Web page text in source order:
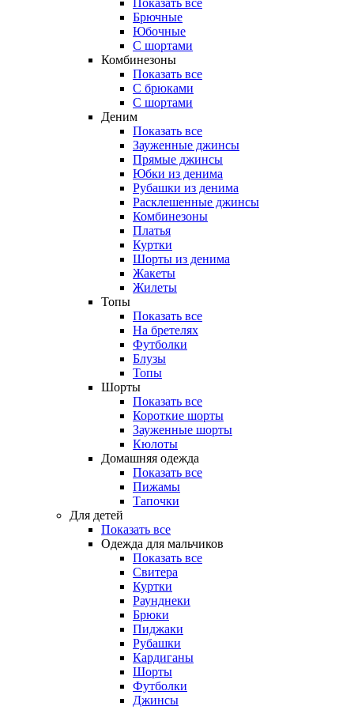
Показать все
Брючные
Юбочные
С шортами
Комбинезоны
Показать все
С брюками
С шортами
Деним
Показать все
Зауженные джинсы
Прямые джинсы
Юбки из денима
Рубашки из денима
Расклешенные джинсы
Комбинезоны
Платья
Куртки
Шорты из денима
Жакеты
Жилеты
Топы
Показать все
На бретелях
Футболки
Блузы
Топы
Шорты
Показать все
Короткие шорты
Зауженные шорты
Кюлоты
Домашняя одежда
Показать все
Пижамы
Тапочки
Для детей
Показать все
Одежда для мальчиков
Показать все
Свитера
Куртки
Раунднеки
Брюки
Пиджаки
Рубашки
Кардиганы
Шорты
Футболки
Джинсы